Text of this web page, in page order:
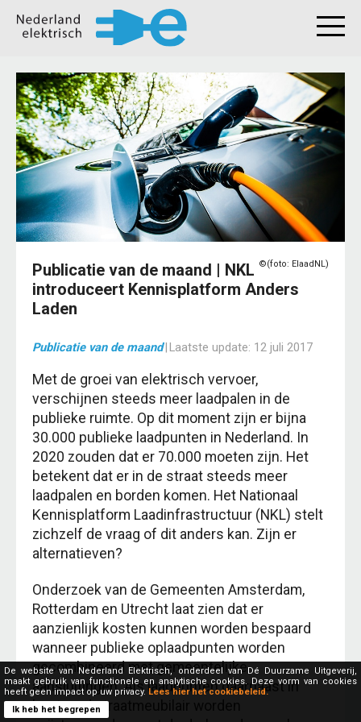
©(foto: ElaadNL)
Publicatie van de maand | NKL
introduceert Kennisplatform Anders
Laden
Publicatie van de maand|Laatste update: 12 juli 2017
Met de groei van elektrisch vervoer,
verschijnen steeds meer laadpalen in de
publieke ruimte. Op dit moment zijn er bijna
30.000 publieke laadpunten in Nederland. In
2020 zouden dat er 70.000 moeten zijn. Het
betekent dat er in de straat steeds meer
laadpalen en borden komen. Het Nationaal
Kennisplatform Laadinfrastructuur (NKL) stelt
zichzelf de vraag of dit anders kan. Zijn er
alternatieven?
Onderzoek van de Gemeenten Amsterdam,
Rotterdam en Utrecht laat zien dat er
aanzienlijk kosten kunnen worden bespaard
wanneer publieke oplaadpunten worden
gecombineerd met gemeentelijke
aansluitingen. Als laadpunten daarnaast in
bestaand straatmeubilair worden
De website van Nederland Elektrisch, onderdeel van Dé Duurzame Uitgeverij,
maakt gebruik van functionele en analytische cookies. Deze vorm van cookies
heeft geen impact op uw privacy. Lees hier het cookiebeleid.
Ik heb het begrepen